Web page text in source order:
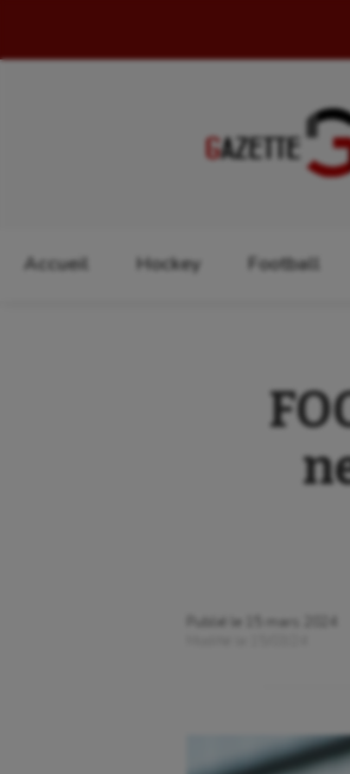
Accueil Hockey Football
Publié le
15 mars 2024